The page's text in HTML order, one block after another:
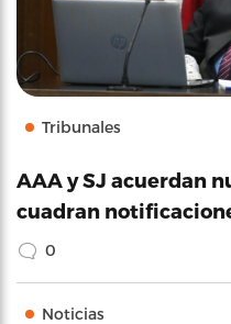
Tribunales
AAA y SJ acuerdan
cuadran
0
Noticias